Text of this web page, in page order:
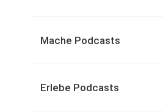
Mache Podcasts
Erlebe Podcasts